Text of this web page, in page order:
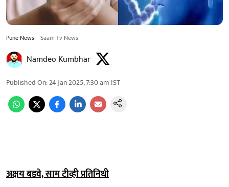
Pune News Saam Tv News
Namdeo Kumbhar
Published On:24 Jan 2025, 7:30 am IST
अक्षय बडवे, साम टीव्ही प्रतिनिधी